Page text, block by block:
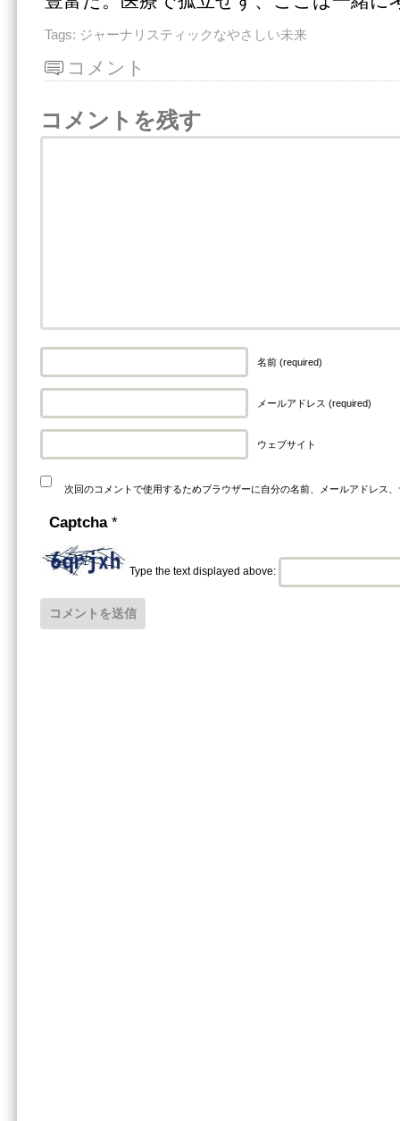
Tags: ジャーナリスティックなやさしい未来
コメント
コメントを残す
名前 (required)
メールアドレス (required)
ウェブサイト
次回のコメントで使用するためブラウザーに自分の名前、メールアドレス
Captcha *
Type the text displayed above: